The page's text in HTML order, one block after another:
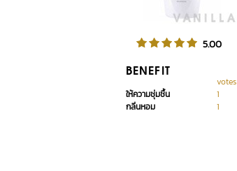
5.00
BENEFIT
votes
ให้ความชุ่มชื้น
1
กลิ่นหอม
1